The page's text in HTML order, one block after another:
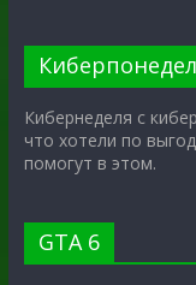
Кибернеделя с
что хотели по
помогут в этом.
GTA 6